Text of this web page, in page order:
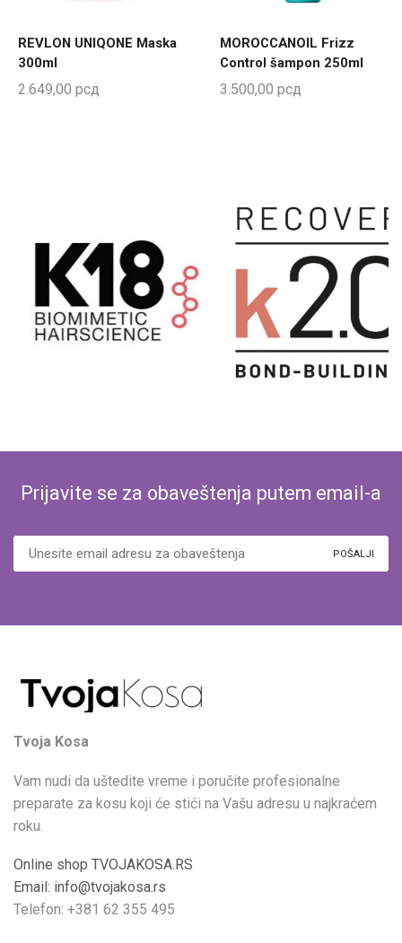
REVLON UNIQONE Maska
300ml
2.649,00 рсд
MOROCCANOIL Frizz
Control šampon 250ml
3.500,00 рсд
Prijavite se za obaveštenja putem email-a
Tvoja Kosa
Vam nudi da uštedite vreme i poručite profesionalne
preparate za kosu koji će stići na Vašu adresu u najkraćem
roku.
Online shop TVOJAKOSA.RS
Email: info@tvojakosa.rs
Telefon: +381 62 355 495